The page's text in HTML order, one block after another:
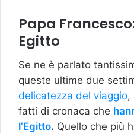
Papa
Egitto
Se ne è parlato
queste ultime due
delicatezza del viaggio,
fatti di cronaca che
l’Egitto. Quello che più